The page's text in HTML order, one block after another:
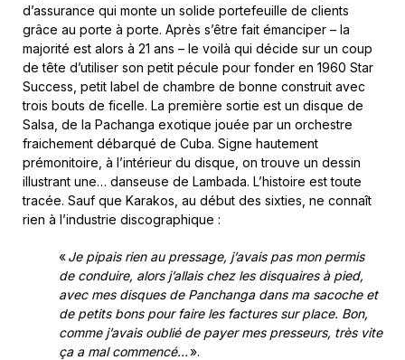
d’assurance qui monte un solide portefeuille de clients
grâce au porte à porte. Après s’être fait émanciper – la
majorité est alors à 21 ans – le voilà qui décide sur un coup
de tête d’utiliser son petit pécule pour fonder en 1960 Star
Success, petit label de chambre de bonne construit avec
trois bouts de ficelle. La première sortie est un disque de
Salsa, de la Pachanga exotique jouée par un orchestre
fraichement débarqué de Cuba. Signe hautement
prémonitoire, à l’intérieur du disque, on trouve un dessin
illustrant une… danseuse de Lambada. L’histoire est toute
tracée. Sauf que Karakos, au début des sixties, ne connaît
rien à l’industrie discographique :
«Je pipais rien au pressage, j’avais pas mon permis
de conduire, alors j’allais chez les disquaires à pied,
avec mes disques de Panchanga dans ma sacoche et
de petits bons pour faire les factures sur place. Bon,
comme j’avais oublié de payer mes presseurs, très vite
ça a mal commencé…».